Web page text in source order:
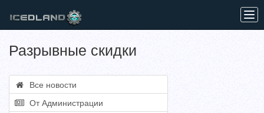
Разрывные скидки
Все новости
От Администрации